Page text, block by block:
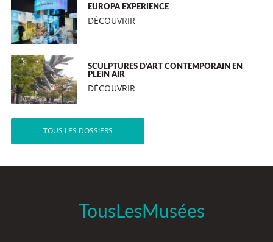
EUROPA EXPERIENCE
DÉCOUVRIR
SCULPTURES D’ART CONTEMPORAIN EN
PLEIN AIR
DÉCOUVRIR
TOUS LES DOSSIERS
TousLesMusées